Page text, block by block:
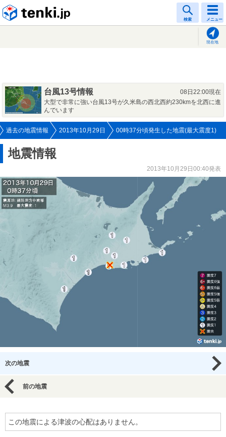
検索 メニュー
現在地
台風13号情報
08日22:00現在
大型で非常に強い台風13号が久米島の西北西約230kmを北西に進
んでいます
過去の地震情報 2013年10月29日 00時37分頃発生した地震(最大震度1)
地震情報
2013年10月29日00:40発表
次の地震
前の地震
この地震による津波の心配はありません。